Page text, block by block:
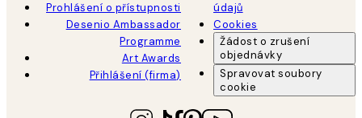
Prohlášení o přístupnosti
Desenio Ambassador
Programme
Art Awards
Přihlášení (firma)
údajů
Cookies
Žádost o zrušení
objednávky
Spravovat soubory
cookie